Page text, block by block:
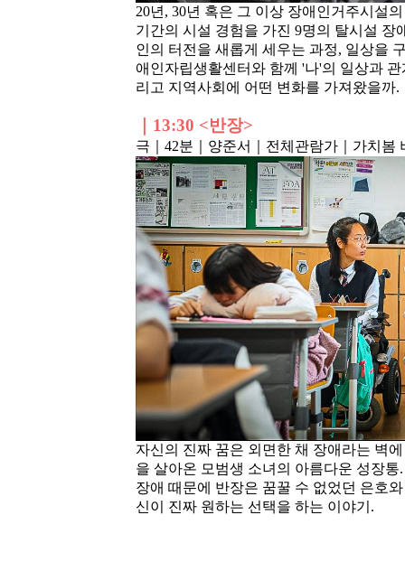
20년, 30년 혹은 그 이상 장애인거주시설
기간의 시설 경험을 가진 9명의 탈시설
인의 터전을 새롭게 세우는 과정, 일상을
애인자립생활센터와 함께 '나'의 일상과
리고 지역사회에 어떤 변화를 가져왔을까.
13:30 <반장>
극｜42분 ｜양준서 ｜전체관람가 ｜가치봄
자신의 진짜 꿈은 외면한 채 장애라는 벽
을 살아온 모범생 소녀의 아름다운 성장통.
장애 때문에 반장은 꿈꿀 수 없었던 은호
신이 진짜 원하는 선택을 하는 이야기.